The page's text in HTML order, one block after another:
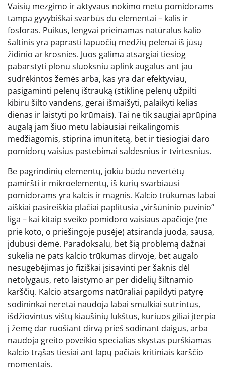
Vaisių mezgimo ir aktyvaus nokimo metu pomidorams
tampa gyvybiškai svarbūs du elementai – kalis ir
fosforas. Puikus, lengvai prieinamas natūralus kalio
šaltinis yra paprasti lapuočių medžių pelenai iš jūsų
židinio ar krosnies. Juos galima atsargiai tiesiog
pabarstyti plonu sluoksniu aplink augalus ant jau
sudrėkintos žemės arba, kas yra dar efektyviau,
pasigaminti pelenų ištrauką (stiklinę pelenų užpilti
kibiru šilto vandens, gerai išmaišyti, palaikyti kelias
dienas ir laistyti po krūmais). Tai ne tik saugiai aprūpina
augalą jam šiuo metu labiausiai reikalingomis
medžiagomis, stiprina imunitetą, bet ir tiesiogiai daro
pomidorų vaisius pastebimai saldesnius ir tvirtesnius.
Be pagrindinių elementų, jokiu būdu nevertėtų
pamiršti ir mikroelementų, iš kurių svarbiausi
pomidorams yra kalcis ir magnis. Kalcio trūkumas labai
aiškiai pasireiškia plačiai paplitusia „viršūninio puvinio“
liga – kai kitaip sveiko pomidoro vaisiaus apačioje (ne
prie koto, o priešingoje pusėje) atsiranda juoda, sausa,
įdubusi dėmė. Paradoksalu, bet šią problemą dažnai
sukelia ne pats kalcio trūkumas dirvoje, bet augalo
nesugebėjimas jo fiziškai įsisavinti per šaknis dėl
netolygaus, reto laistymo ar per didelių šiltnamio
karščių. Kalcio atsargoms natūraliai papildyti patyrę
sodininkai neretai naudoja labai smulkiai sutrintus,
išdžiovintus vištų kiaušinių lukštus, kuriuos giliai įterpia
į žemę dar ruošiant dirvą prieš sodinant daigus, arba
naudoja greito poveikio specialias skystas purškiamas
kalcio trąšas tiesiai ant lapų pačiais kritiniais karščio
momentais.